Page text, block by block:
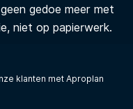
gedoe meer met
niet op papierwerk.
klanten met Aproplan